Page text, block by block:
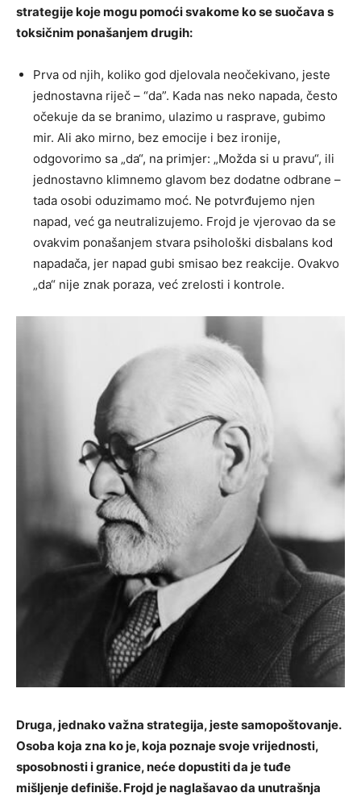
strategije koje mogu pomoći svakome ko se suočava s
toksičnim ponašanjem drugih:
Prva od njih, koliko god djelovala neočekivano, jeste
jednostavna riječ – “da”. Kada nas neko napada, često
očekuje da se branimo, ulazimo u rasprave, gubimo
mir. Ali ako mirno, bez emocije i bez ironije,
odgovorimo sa „da“, na primjer: „Možda si u pravu“, ili
jednostavno klimnemo glavom bez dodatne odbrane –
tada osobi oduzimamo moć. Ne potvrđujemo njen
napad, već ga neutralizujemo. Frojd je vjerovao da se
ovakvim ponašanjem stvara psihološki disbalans kod
napadača, jer napad gubi smisao bez reakcije. Ovakvo
„da“ nije znak poraza, već zrelosti i kontrole.
Druga, jednako važna strategija, jeste samopoštovanje.
Osoba koja zna ko je, koja poznaje svoje vrijednosti,
sposobnosti i granice, neće dopustiti da je tuđe
mišljenje definiše. Frojd je naglašavao da unutrašnja